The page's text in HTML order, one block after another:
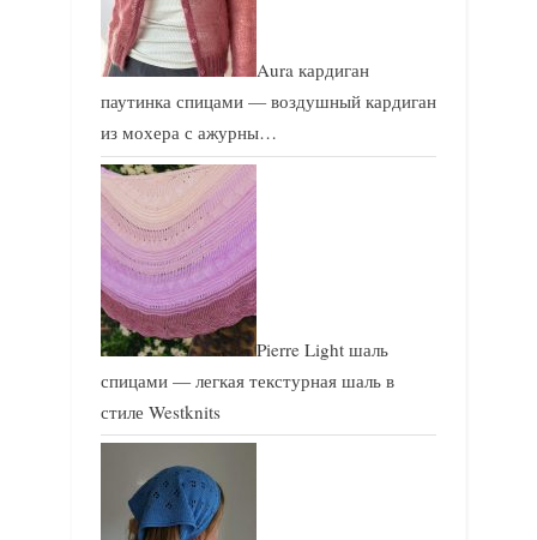
Aura кардиган
паутинка спицами — воздушный кардиган
из мохера с ажурны…
Pierre Light шаль
спицами — легкая текстурная шаль в
стиле Westknits